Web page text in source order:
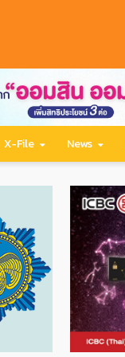
X-File News